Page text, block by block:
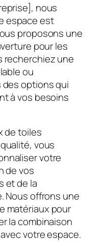
nous
espace est
proposons une
pour les
recherchiez une
ou
options qui
à vos besoins
de toiles
vous
votre
de vos
et de la
Nous offrons une
matériaux pour
la combinaison
votre espace.